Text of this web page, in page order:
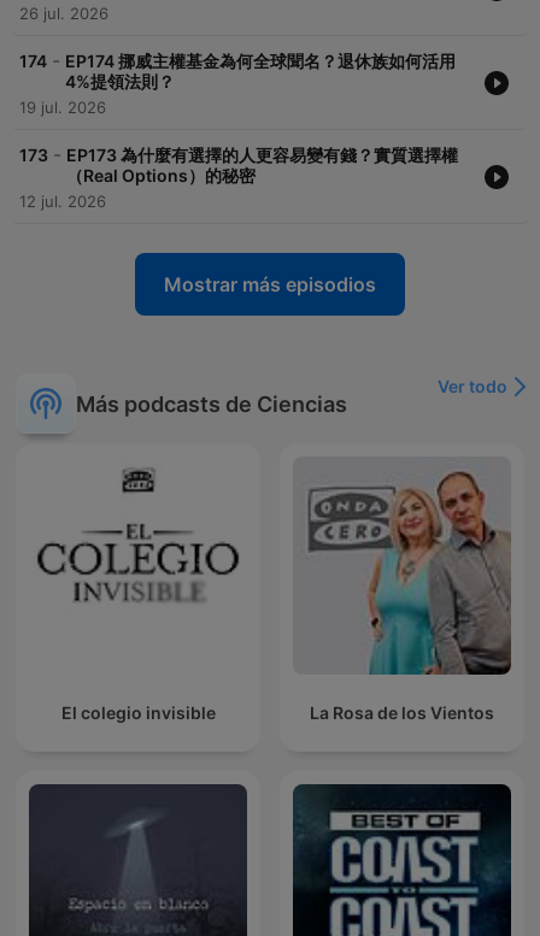
26 jul. 2026
174 - EP174 挪威主權基金為何全球聞名？退休族如何活用
4%提領法則？
19 jul. 2026
173 - EP173 為什麼有選擇的人更容易變有錢？實質選擇權
（Real Options）的秘密
12 jul. 2026
Mostrar más episodios
Más podcasts de Ciencias
Ver todo
El colegio invisible La Rosa de los Vientos